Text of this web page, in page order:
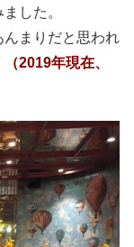
した。
んまりだと思われ
（2019年現在、